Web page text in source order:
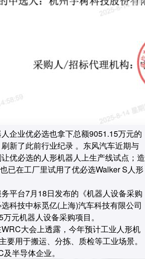
企业优必选也拿下总额9051.15万元的
新了此前行业纪录 。东风汽车近期与
优必选的人形机器人上生产线试点；造
已在工厂里试用了优必选Walker S人形
平台7月18日发布的《机器人设备采购
科技中标觅亿(上海)汽车科技有限公司
万元机器人设备采购项目。
大会上透露，今年预计工业人形机
要用于搬运、分拣、质检等工业场景。
半导体企业。